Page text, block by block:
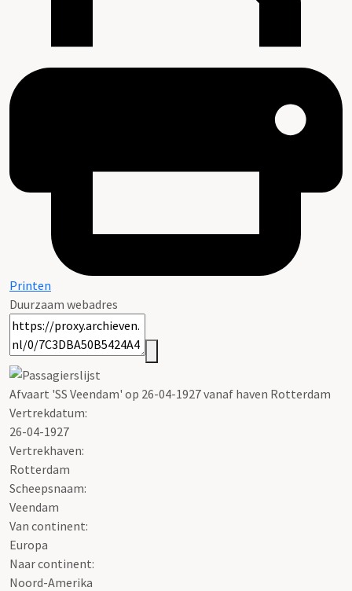
Printen
Duurzaam webadres
Afvaart 'SS Veendam' op 26-04-1927 vanaf haven Rotterdam
Vertrekdatum:
26-04-1927
Vertrekhaven:
Rotterdam
Scheepsnaam:
Veendam
Van continent:
Europa
Naar continent:
Noord-Amerika